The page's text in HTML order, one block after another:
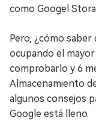
como Googel
Pero, ¿cómo saber
ocupando el
comprobarlo y 6
Almacenamiento
algunos consejos
Google está lleno.